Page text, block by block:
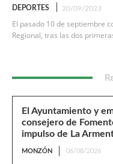
DEPORTES 20/09/2023
El pasado 10 de septiembre
Regional, tras las dos
El Ayuntamiento y
consejero de
impulso de La
MONZÓN 06/08/2026